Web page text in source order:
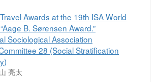
Awards at the 19th ISA World
B. Sørensen Award.”
Sociological Association
28 (Social Stratification
亮太